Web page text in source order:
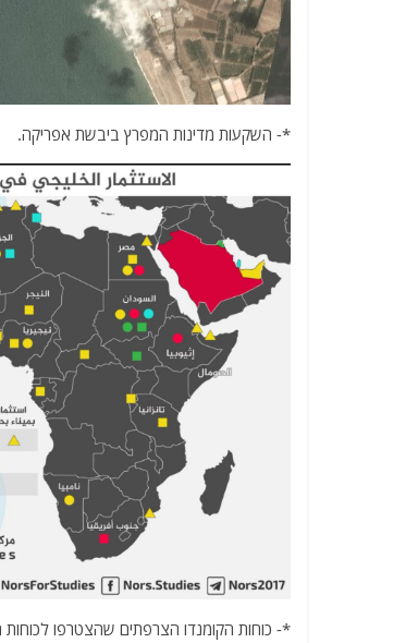
*- השקעות מדינות המפרץ ביבשת אפריקה.
*- כוחות הקומנדו הצרפתים שהצטרפו